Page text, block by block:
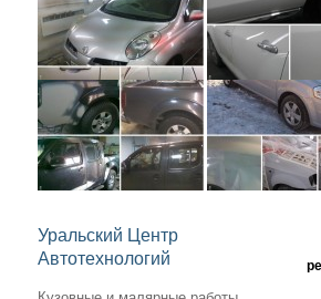
Уральский Центр
Автотехнологий